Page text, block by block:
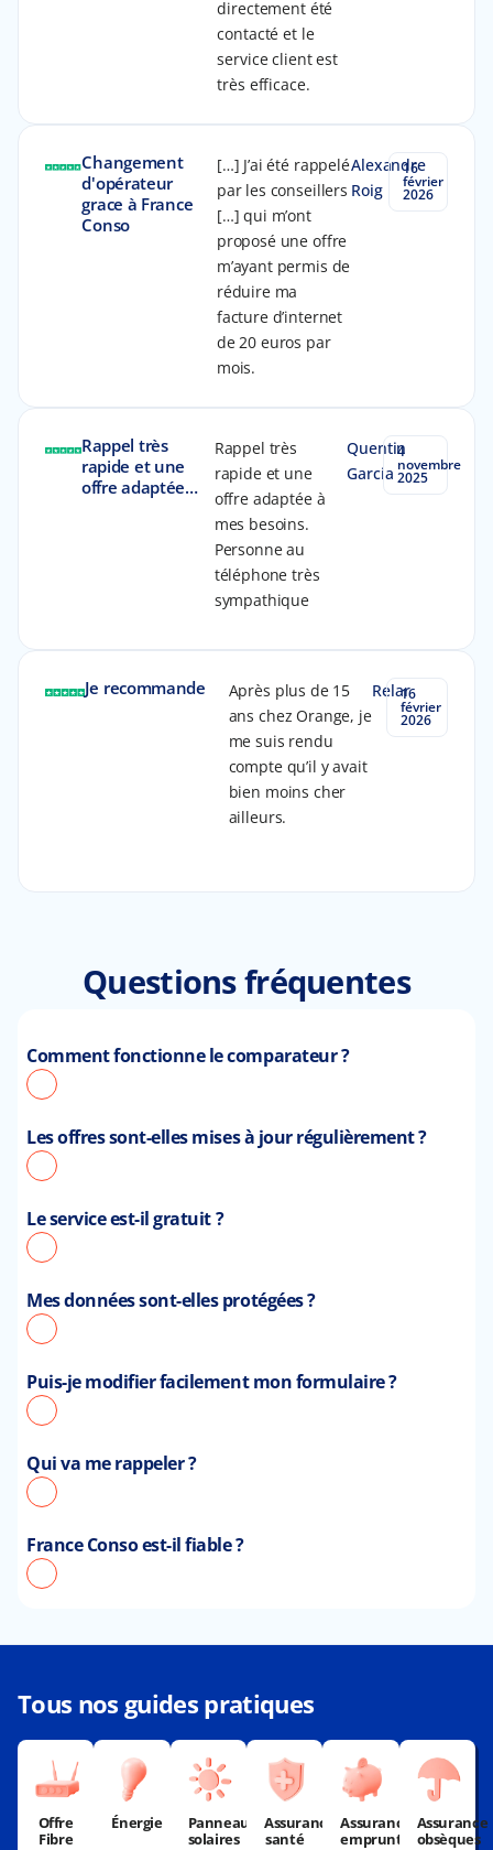
directement été
contacté et le
service client est
très efficace.
Changement
d'opérateur
grace à France
Conso
[…] J’ai été rappelé
par les conseillers
[…] qui m’ont
proposé une offre
m’ayant permis de
réduire ma
facture d’internet
de 20 euros par
mois.
Alexandre
Roig
16
février
2026
Rappel très
rapide et une
offre adaptée…
Rappel très
rapide et une
offre adaptée à
mes besoins.
Personne au
téléphone très
sympathique
Quentin
Garcia
4
novembre
2025
Je recommande
Après plus de 15
ans chez Orange, je
me suis rendu
compte qu’il y avait
bien moins cher
ailleurs.
Relar
16
février
2026
Questions fréquentes
Comment fonctionne le comparateur ?
Les offres sont-elles mises à jour régulièrement ?
Le service est-il gratuit ?
Mes données sont-elles protégées ?
Puis-je modifier facilement mon formulaire ?
Qui va me rappeler ?
France Conso est-il fiable ?
Tous nos guides pratiques
Offre
Fibre
Énergie
Panneaux
solaires
Assurance
santé
Assurance
emprunteur
Assurance
obsèques